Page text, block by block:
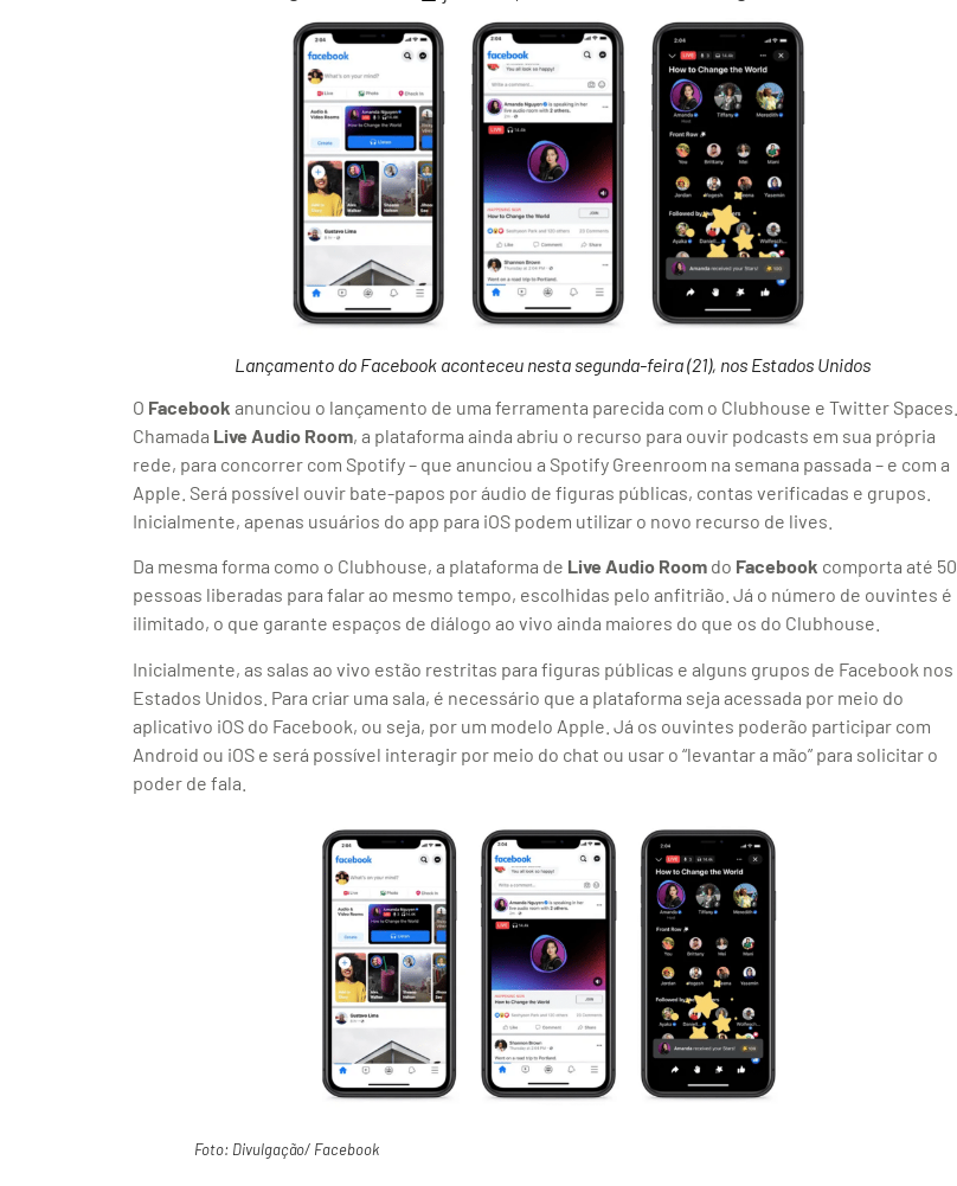
Lançamento do Facebook aconteceu nesta segunda-feira (21), nos Estados Unidos
O Facebook anunciou o lançamento de uma ferramenta parecida com o Clubhouse e Twitter Spaces.
Chamada Live Audio Room, a plataforma ainda abriu o recurso para ouvir podcasts em sua própria
rede, para concorrer com Spotify – que anunciou a Spotify Greenroom na semana passada – e com a
Apple. Será possível ouvir bate-papos por áudio de figuras públicas, contas verificadas e grupos.
Inicialmente, apenas usuários do app para iOS podem utilizar o novo recurso de lives.
Da mesma forma como o Clubhouse, a plataforma de Live Audio Room do Facebook comporta até 50
pessoas liberadas para falar ao mesmo tempo, escolhidas pelo anfitrião. Já o número de ouvintes é
ilimitado, o que garante espaços de diálogo ao vivo ainda maiores do que os do Clubhouse.
Inicialmente, as salas ao vivo estão restritas para figuras públicas e alguns grupos de Facebook nos
Estados Unidos. Para criar uma sala, é necessário que a plataforma seja acessada por meio do
aplicativo iOS do Facebook, ou seja, por um modelo Apple. Já os ouvintes poderão participar com
Android ou iOS e será possível interagir por meio do chat ou usar o “levantar a mão” para solicitar o
poder de fala.
Foto: Divulgação/ Facebook